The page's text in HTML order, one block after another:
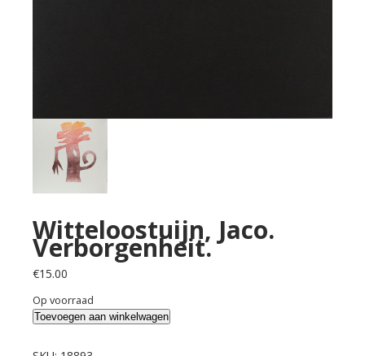
Witteloostuijn, Jaco.
Verborgenheit.
€15.00
Op voorraad
Witteloostuijn,
Verborgenheit.
Toevoegen aan winkelwagen